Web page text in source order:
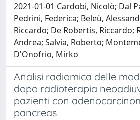
2021-01-01 Cardobi, Nicolò; Dal
Pedrini, Federica; Beleù,
Riccardo; De Robertis, Riccardo;
Andrea; Salvia, Roberto;
D'Onofrio, Mirko
Analisi radiomica delle
dopo radioterapia
pazienti con
pancreas